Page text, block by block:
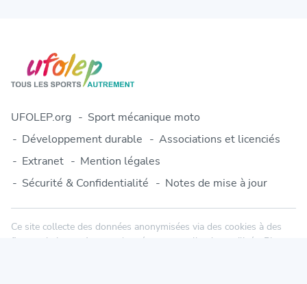
UFOLEP.org
Sport mécanique moto
Développement durable
Associations et licenciés
Extranet
Mention légales
Sécurité & Confidentialité
Notes de mise à jour
Ce site collecte des données anonymisées via des cookies à des
fins statistiques. Aucune donnée personnelle n'est utilisée. Plus